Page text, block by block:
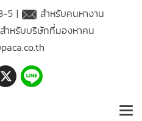
5 |
สำหรับคนหางาน
ำหรับบริษัทที่มองหาคน